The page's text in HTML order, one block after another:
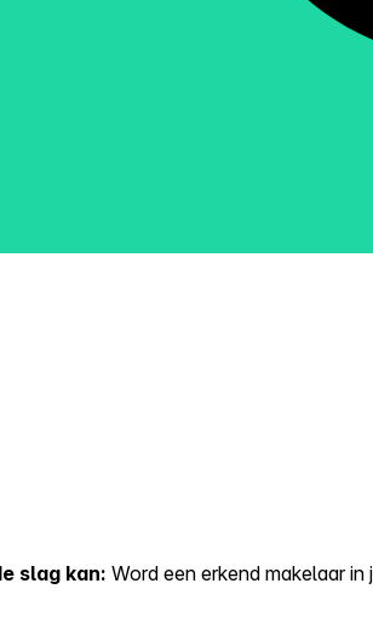
slag kan: Word een erkend makelaar in